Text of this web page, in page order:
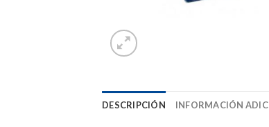
DESCRIPCIÓN INFORMACIÓN